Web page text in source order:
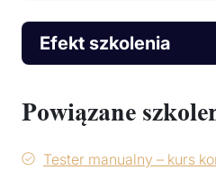
Efekt szkolenia
Powiązane
Tester manualny – kurs